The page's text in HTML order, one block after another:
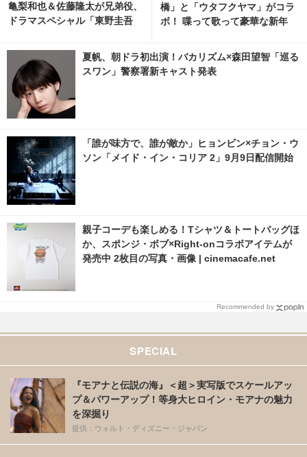
亀梨和也＆佐藤隆太が兄弟役、
ドラマスペシャル「東野圭吾
橋」と「ウタフクヤマ」がコラ
ボ！ 喋って歌って豪華な新年
夏帆、朝ドラ初出演！バカリズム×森田望智「巡る
スワン」警察署新キャスト発表
「誰が味方で、誰が敵か」ヒョンビン×チョン・ウ
ソン「メイド・イン・コリア 2」9月9日配信開始
親子コーデも楽しめる！Tシャツ＆トートバッグほ
か、スポンジ・ボブ×Right-onコラボアイテムが
発売中 2枚目の写真・画像 | cinemacafe.net
Recommended by
SPECIAL
『モアナと伝説の海』＜超＞実写版でスケールアッ
プ＆パワーアップ！等身大ヒロイン・モアナの魅力
を深掘り
提供：ウォルト・ディズニー・ジャパン